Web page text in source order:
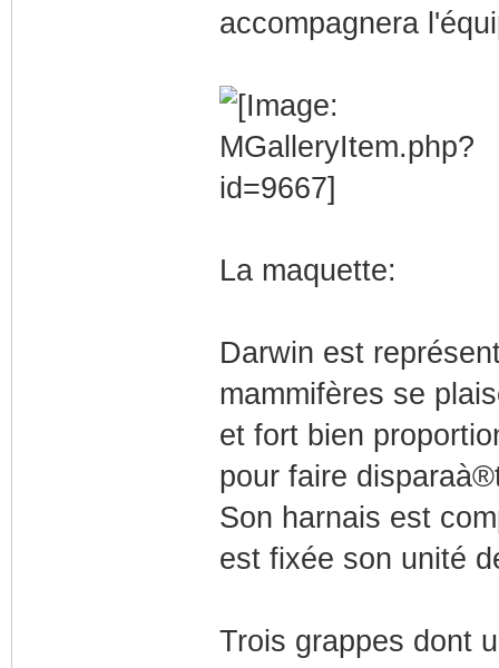
accompagnera
La maquette:
Darwin est
mammifères se
et fort bien
pour faire
Son harnais est
est fixée son unité
Trois grappes dont